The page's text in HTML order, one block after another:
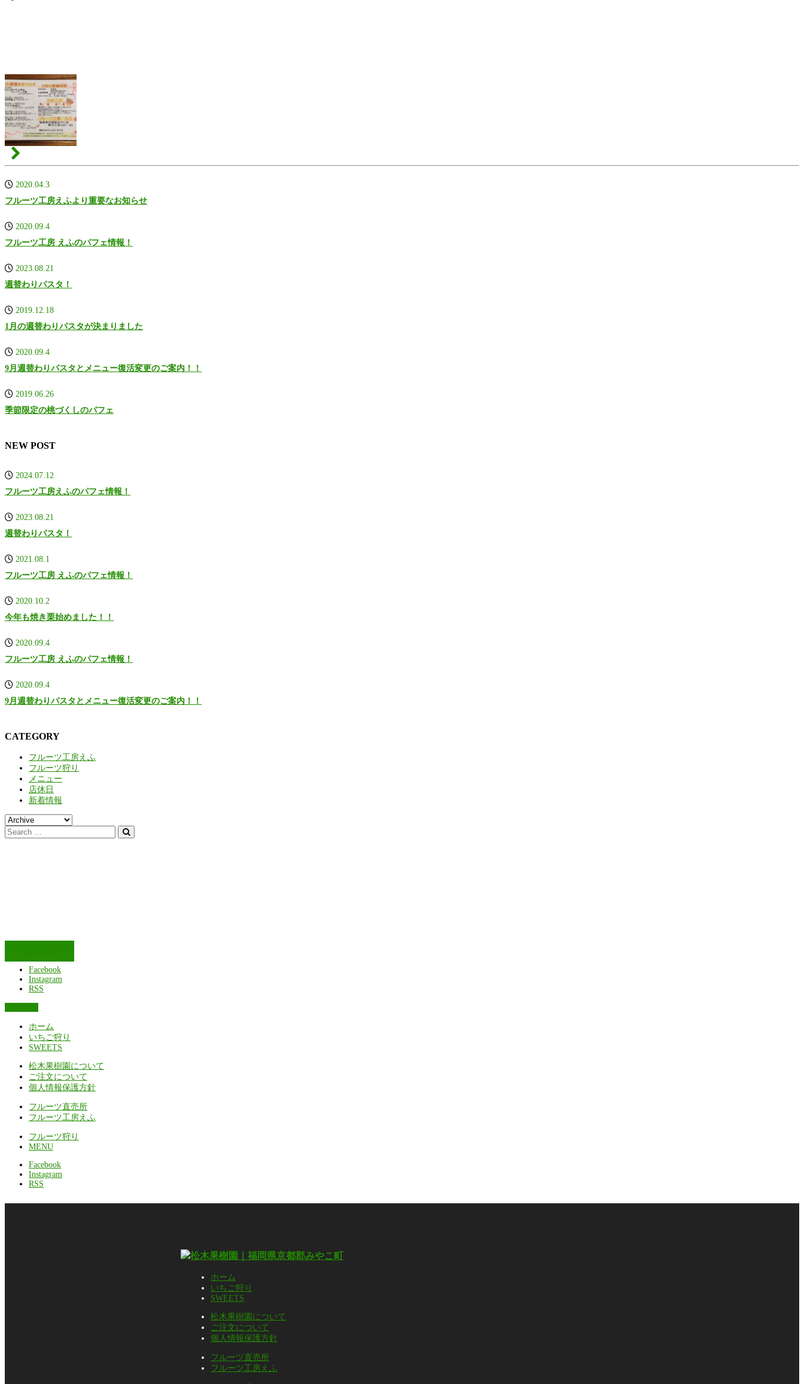
2020.04.3
フルーツ工房えふより重要なお知らせ
2020.09.4
フルーツ工房 えふのパフェ情報！
2023.08.21
週替わりパスタ！
2019.12.18
1月の週替わりパスタが決まりました
2020.09.4
9月週替わりパスタとメニュー復活変更のご案内！！
2019.06.26
季節限定の桃づくしのパフェ
NEW POST
2024.07.12
フルーツ工房えふのパフェ情報！
2023.08.21
週替わりパスタ！
2021.08.1
フルーツ工房 えふのパフェ情報！
2020.10.2
今年も焼き栗始めました！！
2020.09.4
フルーツ工房 えふのパフェ情報！
2020.09.4
9月週替わりパスタとメニュー復活変更のご案内！！
CATEGORY
フルーツ工房えふ
フルーツ狩り
メニュー
店休日
新着情報
Facebook
Instagram
RSS
ホーム
いちご狩り
SWEETS
松木果樹園について
ご注文について
個人情報保護方針
フルーツ直売所
フルーツ工房えふ
フルーツ狩り
MENU
Facebook
Instagram
RSS
ホーム
いちご狩り
SWEETS
松木果樹園について
ご注文について
個人情報保護方針
フルーツ直売所
フルーツ工房えふ